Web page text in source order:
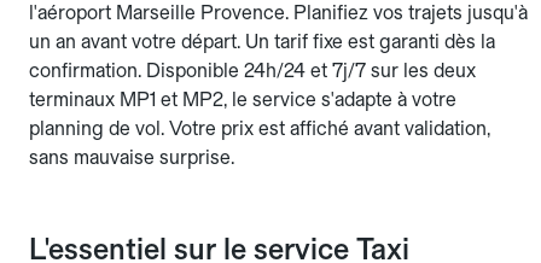
l'aéroport Marseille Provence. Planifiez vos trajets jusqu'à
un an avant votre départ. Un tarif fixe est garanti dès la
confirmation. Disponible 24h/24 et 7j/7 sur les deux
terminaux MP1 et MP2, le service s'adapte à votre
planning de vol. Votre prix est affiché avant validation,
sans mauvaise surprise.
L'essentiel sur le service Taxi